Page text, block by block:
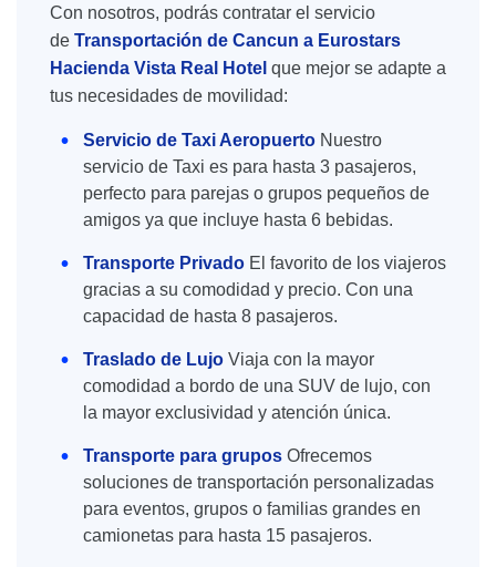
Con nosotros, podrás contratar el servicio
de Transportación de Cancun a Eurostars
Hacienda Vista Real Hotel que mejor se adapte a
tus necesidades de movilidad:
Servicio de Taxi Aeropuerto Nuestro
servicio de Taxi es para hasta 3 pasajeros,
perfecto para parejas o grupos pequeños de
amigos ya que incluye hasta 6 bebidas.
Transporte Privado El favorito de los viajeros
gracias a su comodidad y precio. Con una
capacidad de hasta 8 pasajeros.
Traslado de Lujo Viaja con la mayor
comodidad a bordo de una SUV de lujo, con
la mayor exclusividad y atención única.
Transporte para grupos Ofrecemos
soluciones de transportación personalizadas
para eventos, grupos o familias grandes en
camionetas para hasta 15 pasajeros.